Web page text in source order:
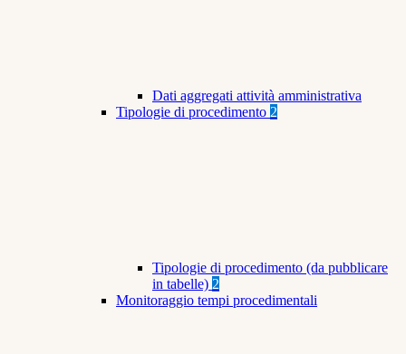
Dati aggregati attività amministrativa
Tipologie di procedimento 2
Tipologie di procedimento (da pubblicare
in tabelle) 2
Monitoraggio tempi procedimentali